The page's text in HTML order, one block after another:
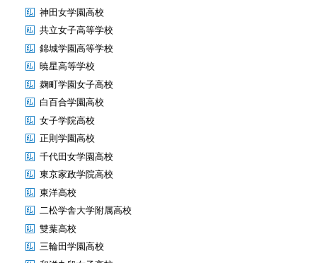
神田女学園高校
共立女子高等学校
錦城学園高等学校
暁星高等学校
麹町学園女子高校
白百合学園高校
女子学院高校
正則学園高校
千代田女学園高校
東京家政学院高校
東洋高校
二松学舎大学附属高校
雙葉高校
三輪田学園高校